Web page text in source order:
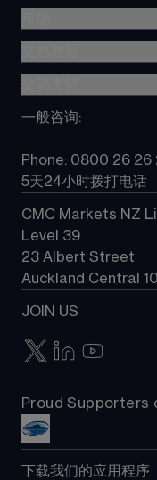
Metatrader (MT4)
TradingView
大宗商品差价合约
”新一代“交易平台指南
选择 CMC
联系我们
一般咨询:
Phone: 0800 26 26
5天24小时拨打电话
CMC Markets NZ
Level 39
23 Albert Street
Auckland Central
JOIN US
Proud Supporters
下载我们的应用程序